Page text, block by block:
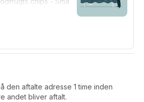
løg
den aftalte adresse 1 time inden
andet bliver aftalt.